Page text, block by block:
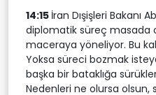
14:15 İran Dışişleri Bakanı
diplomatik süreç masada
maceraya yöneliyor. Bu
Yoksa süreci bozmak
başka bir bataklığa
Nedenleri ne olursa olsun,